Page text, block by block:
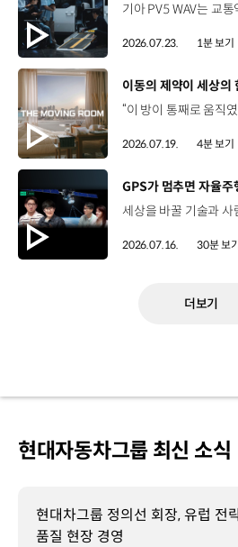
2026.07.23. 1분 보기
[동영상]
2026.07.19. 4분 보기
[동영상]
2026.07.16. 30분 보기
더보기
현대자동차그룹 최신 소식
현대차그룹 정의선 회장, 유럽 전략 소형 전기차 양산
품질 현장 경영